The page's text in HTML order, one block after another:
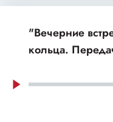
"Вечерние
кольца.